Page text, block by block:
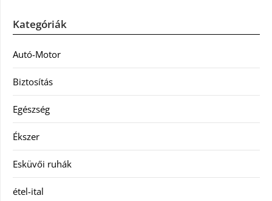
Kategóriák
Autó-Motor
Biztosítás
Egészség
Ékszer
Esküvői ruhák
étel-ital